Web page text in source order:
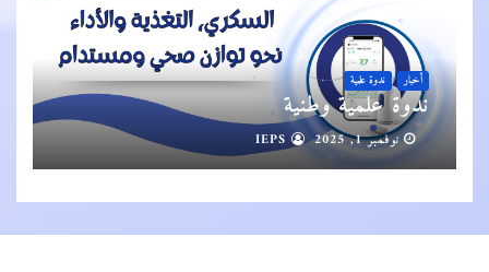
أخبار ندوة علمية
ندوة علمية وطنية
نوفمبر 1, 2025